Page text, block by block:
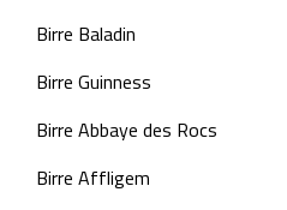
Birre Baladin
Birre Guinness
Birre Abbaye des Rocs
Birre Affligem